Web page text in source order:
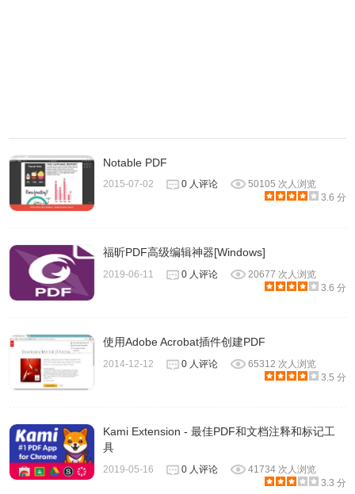
压缩完成后
Notable PDF
2015-07-02 0 人评论
50105 次人浏览
3.6 分
福昕PDF高级编辑神器[Windows]
2019-06-11 0 人评论
20677 次人浏览
3.6 分
使用Adobe Acrobat插件创建PDF
2014-12-12 0 人评论
65312 次人浏览
3.5 分
Kami Extension - 最佳PDF和文档注释和标记工
具
2019-05-16 0 人评论
41734 次人浏览
3.3 分